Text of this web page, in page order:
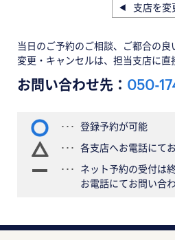
支店を変
当日のご予約のご相談、ご都合の
変更・キャンセルは、担当支店に直
お問い合わせ先： 050-
登録予約が可能
各支店へお電話にて
ネット予約の受付は
お電話にてお問い合